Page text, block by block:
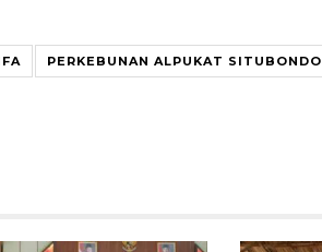
PERKEBUNAN ALPUKAT SITUBONDO